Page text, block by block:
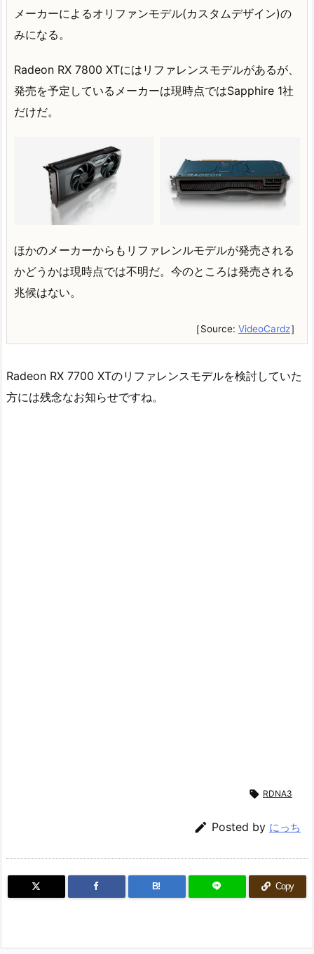
メーカーによるオリファンモデル(カスタムデザイン)の
みになる。
Radeon RX 7800 XTにはリファレンスモデルがあるが、
発売を予定しているメーカーは現時点ではSapphire 1社
だけだ。
ほかのメーカーからもリファレンルモデルが発売される
かどうかは現時点では不明だ。今のところは発売される
兆候はない。
［Source: VideoCardz］
Radeon RX 7700 XTのリファレンスモデルを検討していた
方には残念なお知らせですね。
 RDNA3
 Posted by にっち
B! Copy